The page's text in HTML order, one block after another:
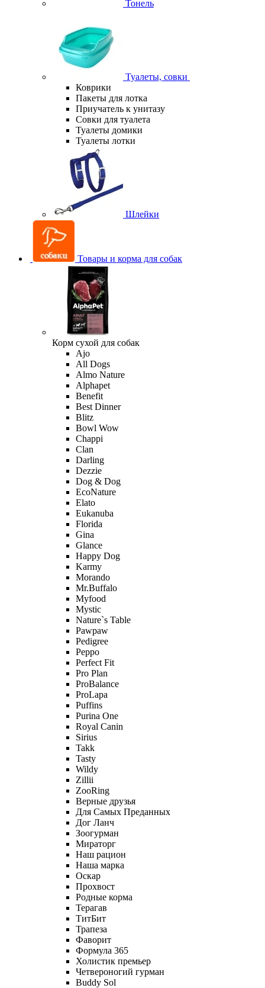
Тонель
Туалеты, совки
Коврики
Пакеты для лотка
Приучатель к унитазу
Совки для туалета
Туалеты домики
Туалеты лотки
Шлейки
Товары и корма для собак
Корм сухой для собак
Ajo
All Dogs
Almo Nature
Alphapet
Benefit
Best Dinner
Blitz
Bowl Wow
Chappi
Clan
Darling
Dezzie
Dog & Dog
EcoNature
Elato
Eukanuba
Florida
Gina
Glance
Happy Dog
Karmy
Morando
Mr.Buffalo
Myfood
Mystic
Nature`s Table
Pawpaw
Pedigree
Peppo
Perfect Fit
Pro Plan
ProBalance
ProLapa
Puffins
Purina One
Royal Canin
Sirius
Takk
Tasty
Wildy
Zillii
ZooRing
Верные друзья
Для Самых Преданных
Дог Ланч
Зоогурман
Мираторг
Наш рацион
Наша марка
Оскар
Прохвост
Родные корма
Терагав
ТитБит
Трапеза
Фаворит
Формула 365
Холистик премьер
Четвероногий гурман
Buddy Sol